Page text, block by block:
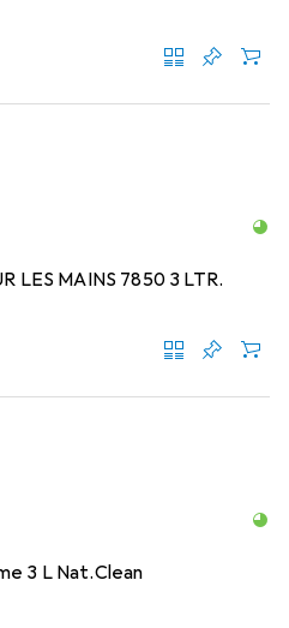
LES MAINS 7850 3 LTR.
3 L Nat.Clean